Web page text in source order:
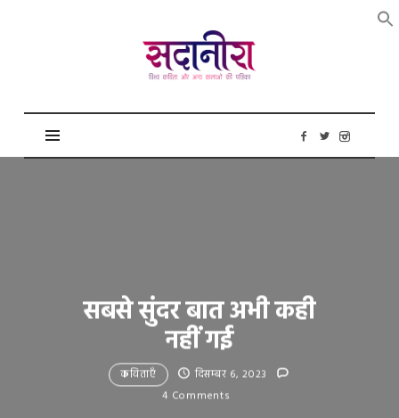
सदानीरा
सबसे सुंदर बात अभी कही
नहीं गई
कविताएँ
दिसम्बर 6, 2023
4 Comments